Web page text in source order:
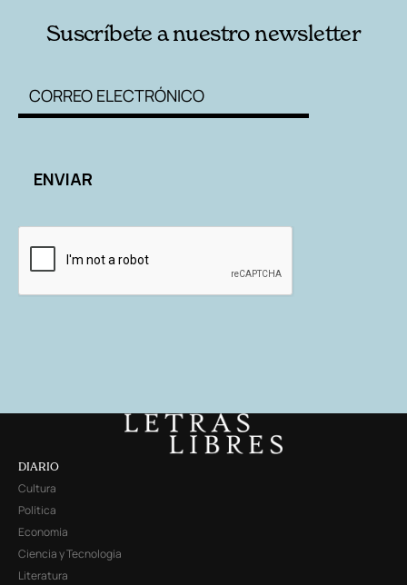
Suscríbete a nuestro newsletter
DIARIO
Cultura
Política
Economía
Ciencia y Tecnología
Literatura